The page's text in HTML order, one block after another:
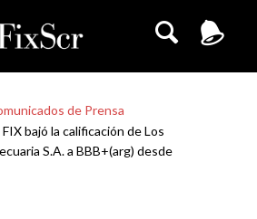
de Prensa
FIX bajó la calificación de Los
S.A. a BBB+(arg) desde